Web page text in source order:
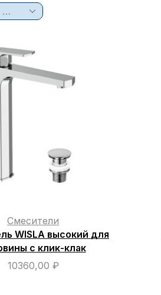
Смесители
WISLA высокий для
с клик-клак
10360,00 ₽